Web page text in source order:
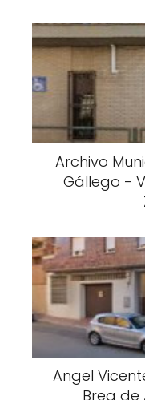
Archivo
Gállego -
Angel
Brea de